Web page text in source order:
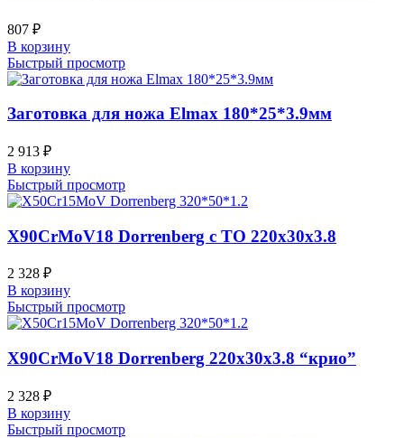
807 ₽
В корзину
Быстрый просмотр
Заготовка для ножа Elmax 180*25*3.9мм
2 913 ₽
В корзину
Быстрый просмотр
X90CrMoV18 Dorrenberg с ТО 220x30x3.8
2 328 ₽
В корзину
Быстрый просмотр
X90CrMoV18 Dorrenberg 220x30x3.8 “крио”
2 328 ₽
В корзину
Быстрый просмотр